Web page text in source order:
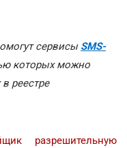
сервисы SMS-
которых можно
реестре
разрешительную